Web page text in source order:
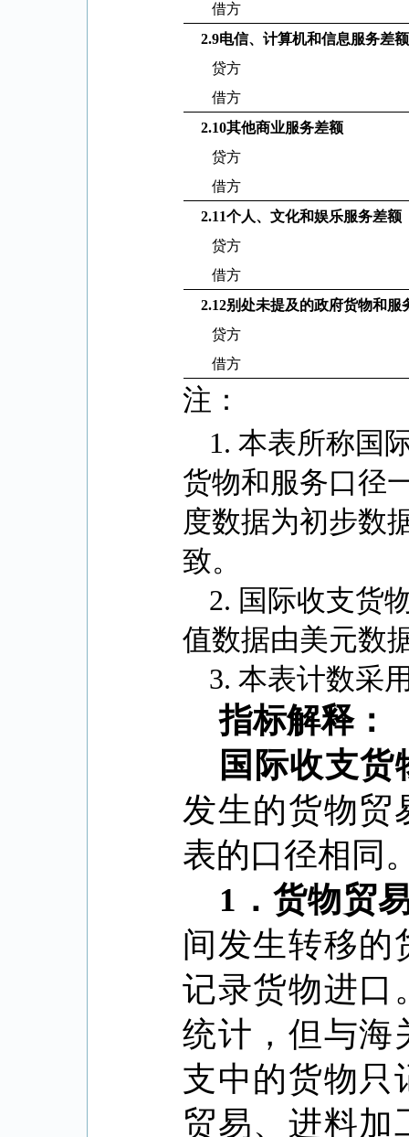
借方
2.9电信、计算机和信息服务差额
贷方
借方
2.10其他商业服务差额
贷方
借方
2.11个人、文化和娱乐服务差额
贷方
借方
2.12别处未提及的政府货物和服
贷方
借方
注：
1.本表所称国
货物和服务口径
度数据为初步数
致。
2. 国际收支货
值数据由美元数
3.本表计数采
指标解释：
国际收支
发生的货物贸
表的口径相同
1 ． 货物贸
间发生转移的
记录货物进口
统计，但与海
支中的货物只
贸易、进料加